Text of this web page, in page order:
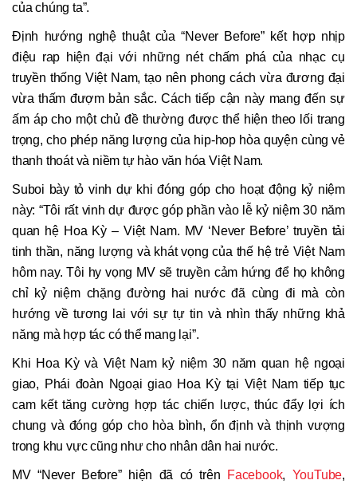
của chúng ta”.
Định hướng nghệ thuật của “Never Before” kết hợp nhịp
điệu rap hiện đại với những nét chấm phá của nhạc cụ
truyền thống Việt Nam, tạo nên phong cách vừa đương đại
vừa thấm đượm bản sắc. Cách tiếp cận này mang đến sự
ấm áp cho một chủ đề thường được thể hiện theo lối trang
trọng, cho phép năng lượng của hip-hop hòa quyện cùng vẻ
thanh thoát và niềm tự hào văn hóa Việt Nam.
Suboi bày tỏ vinh dự khi đóng góp cho hoạt động kỷ niệm
này: “Tôi rất vinh dự được góp phần vào lễ kỷ niệm 30 năm
quan hệ Hoa Kỳ – Việt Nam. MV ‘Never Before’ truyền tải
tinh thần, năng lượng và khát vọng của thế hệ trẻ Việt Nam
hôm nay. Tôi hy vọng MV sẽ truyền cảm hứng để họ không
chỉ kỷ niệm chặng đường hai nước đã cùng đi mà còn
hướng về tương lai với sự tự tin và nhìn thấy những khả
năng mà hợp tác có thể mang lại”.
Khi Hoa Kỳ và Việt Nam kỷ niệm 30 năm quan hệ ngoại
giao, Phái đoàn Ngoại giao Hoa Kỳ tại Việt Nam tiếp tục
cam kết tăng cường hợp tác chiến lược, thúc đẩy lợi ích
chung và đóng góp cho hòa bình, ổn định và thịnh vượng
trong khu vực cũng như cho nhân dân hai nước.
MV “Never Before” hiện đã có trên Facebook, YouTube,